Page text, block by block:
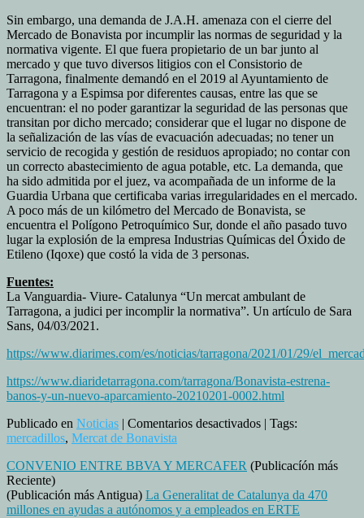
Sin embargo, una demanda de J.A.H. amenaza con el cierre del
Mercado de Bonavista por incumplir las normas de seguridad y la
normativa vigente. El que fuera propietario de un bar junto al
mercado y que tuvo diversos litigios con el Consistorio de
Tarragona, finalmente demandó en el 2019 al Ayuntamiento de
Tarragona y a Espimsa por diferentes causas, entre las que se
encuentran: el no poder garantizar la seguridad de las personas que
transitan por dicho mercado; considerar que el lugar no dispone de
la señalización de las vías de evacuación adecuadas; no tener un
servicio de recogida y gestión de residuos apropiado; no contar con
un correcto abastecimiento de agua potable, etc. La demanda, que
ha sido admitida por el juez, va acompañada de un informe de la
Guardia Urbana que certificaba varias irregularidades en el mercado.
A poco más de un kilómetro del Mercado de Bonavista, se
encuentra el Polígono Petroquímico Sur, donde el año pasado tuvo
lugar la explosión de la empresa Industrias Químicas del Óxido de
Etileno (Iqoxe) que costó la vida de 3 personas.
Fuentes:
La Vanguardia- Viure- Catalunya “Un mercat ambulant de
Tarragona, a judici per incomplir la normativa”. Un artículo de Sara
Sans, 04/03/2021.
https://www.diarimes.com/es/noticias/tarragona/2021/01/29/
https://www.diaridetarragona.com/tarragona/Bonavista-estrena-
banos-y-un-nuevo-aparcamiento-20210201-0002.html
Publicado en Noticias | Comentarios desactivadosen
AMBULANTE
EL
MERCADO
| Tags:
mercadillos, Mercat de Bonavista
CONVENIO ENTRE BBVA Y MERCAFER (Publicacíón más
Reciente)
(Publicación más Antigua) La Generalitat de Catalunya da 470
millones en ayudas a autónomos y a empleados en ERTE